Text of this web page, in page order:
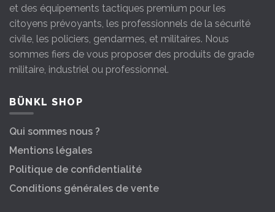
et des équipements tactiques premium pour les
citoyens prévoyants, les professionnels de la sécurité
civile, les policiers, gendarmes, et militaires. Nous
sommes fiers de vous proposer des produits de grade
militaire, industriel ou professionnel.
BÜNKL SHOP
Qui sommes nous ?
Mentions légales
Politique de confidentialité
Conditions générales de vente